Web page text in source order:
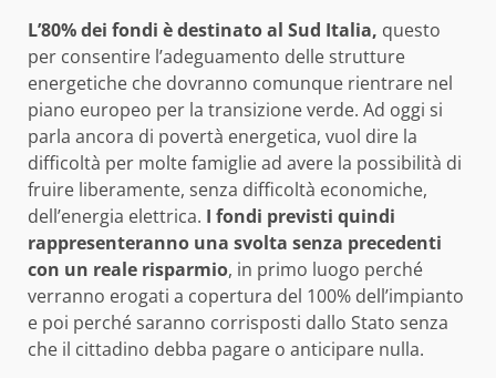
L’80% dei fondi è destinato al Sud Italia, questo
per consentire l’adeguamento delle strutture
energetiche che dovranno comunque rientrare nel
piano europeo per la transizione verde. Ad oggi si
parla ancora di povertà energetica, vuol dire la
difficoltà per molte famiglie ad avere la possibilità di
fruire liberamente, senza difficoltà economiche,
dell’energia elettrica. I fondi previsti quindi
rappresenteranno una svolta senza precedenti
con un reale risparmio, in primo luogo perché
verranno erogati a copertura del 100% dell’impianto
e poi perché saranno corrisposti dallo Stato senza
che il cittadino debba pagare o anticipare nulla.